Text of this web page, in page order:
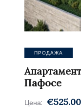
ПРОДАЖА
Пафосе
Цена: